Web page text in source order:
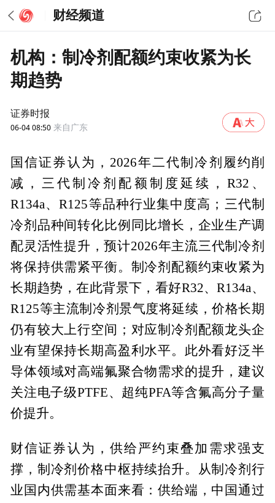
财经频道
机构：制冷剂配额约束收紧为长
期趋势
证券时报
06-04 08:50 来自广东
国信证券认为，2026年二代制冷剂履约削
减，三代制冷剂配额制度延续，R32、
R134a、R125等品种行业集中度高；三代制
冷剂品种间转化比例同比增长，企业生产调
配灵活性提升，预计2026年主流三代制冷剂
将保持供需紧平衡。制冷剂配额约束收紧为
长期趋势，在此背景下，看好R32、R134a、
R125等主流制冷剂景气度将延续，价格长期
仍有较大上行空间；对应制冷剂配额龙头企
业有望保持长期高盈利水平。此外看好泛半
导体领域对高端氟聚合物需求的提升，建议
关注电子级PTFE、超纯PFA等含氟高分子量
价提升。
财信证券认为，供给严约束叠加需求强支
撑，制冷剂价格中枢持续抬升。从制冷剂行
业国内供需基本面来看：供给端，中国通过